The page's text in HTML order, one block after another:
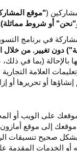
("موقع
"نحن" أو شروط
في برنامج
") دون تغيير. من خلال
بالإحالة (بما في
تعليمات العلامة
أو تحريرها أو
على الويب أو
إلى موقع
صحيح تنسيقات
أو الخدمات المقدمة